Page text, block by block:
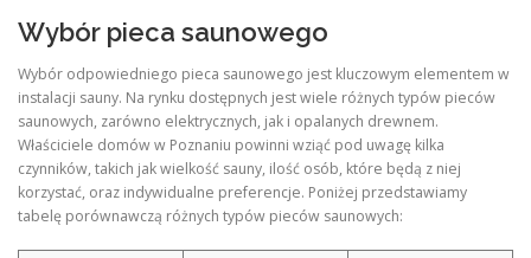
Wybór pieca saunowego
Wybór odpowiedniego pieca saunowego jest kluczowym elementem w
instalacji sauny. Na rynku dostępnych jest wiele różnych typów pieców
saunowych, zarówno elektrycznych, jak i opalanych drewnem.
Właściciele domów w Poznaniu powinni wziąć pod uwagę kilka
czynników, takich jak wielkość sauny, ilość osób, które będą z niej
korzystać, oraz indywidualne preferencje. Poniżej przedstawiamy
tabelę porównawczą różnych typów pieców saunowych: